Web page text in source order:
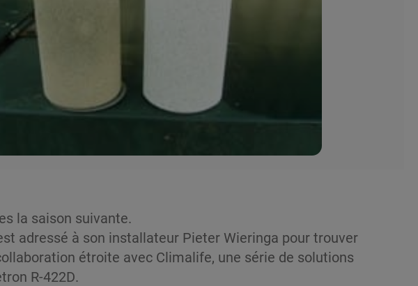
la saison suivante.
adressé à son installateur Pieter Wieringa pour trouver
étroite avec Climalife, une série de solutions
R-422D.